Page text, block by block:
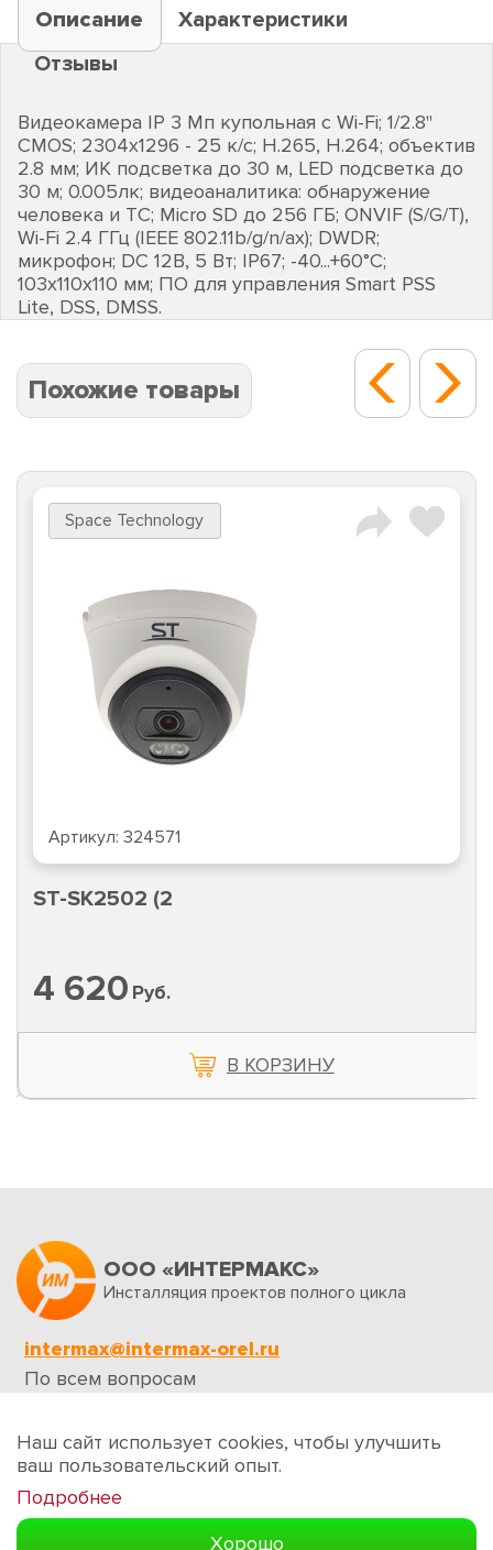
Описание
Характеристики
Отзывы
Видеокамера IP 3 Мп купольная с Wi-Fi; 1/2.8"
CMOS; 2304х1296 - 25 к/с; H.265, H.264; объектив
2.8 мм; ИК подсветка до 30 м, LED подсветка до
30 м; 0.005лк; видеоаналитика: обнаружение
человека и ТС; Micro SD до 256 ГБ; ONVIF (S/G/T),
Wi-Fi 2.4 ГГц (IEEE 802.11b/g/n/aх); DWDR;
микрофон; DC 12В, 5 Вт; IP67; -40...+60°C;
103х110х110 мм; ПО для управления Smart PSS
Lite, DSS, DMSS.
Похожие товары
Space Technology
Артикул: 324571
ST-SK2502 (2
4 620 Руб.
В КОРЗИНУ
ООО «ИНТЕРМАКС»
Инсталляция проектов полного цикла
intermax@intermax-orel.ru
По всем вопросам
Обратная связь
Наш сайт использует cookies, чтобы улучшить
ваш пользовательский опыт.
Подробнее
Хорошо